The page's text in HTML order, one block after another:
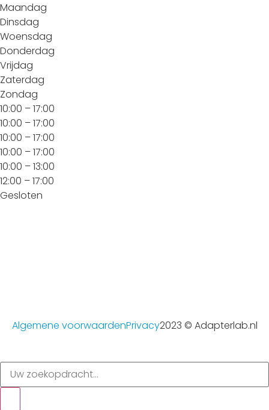
Maandag
Dinsdag
Woensdag
Donderdag
Vrijdag
Zaterdag
Zondag
10:00 – 17:00
10:00 – 17:00
10:00 – 17:00
10:00 – 17:00
10:00 – 13:00
12:00 – 17:00
Gesloten
Algemene voorwaardenPrivacy2023 © Adapterlab.nl